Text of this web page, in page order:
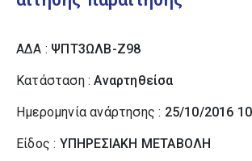
ΑΔΑ : ΨΠΤ3ΩΛΒ-Ζ98
Κατάσταση :Αναρτηθείσα
Ημερομηνία ανάρτησης : 25/10/2016
Είδος : ΥΠΗΡΕΣΙΑΚΗ ΜΕΤΑΒΟΛΗ